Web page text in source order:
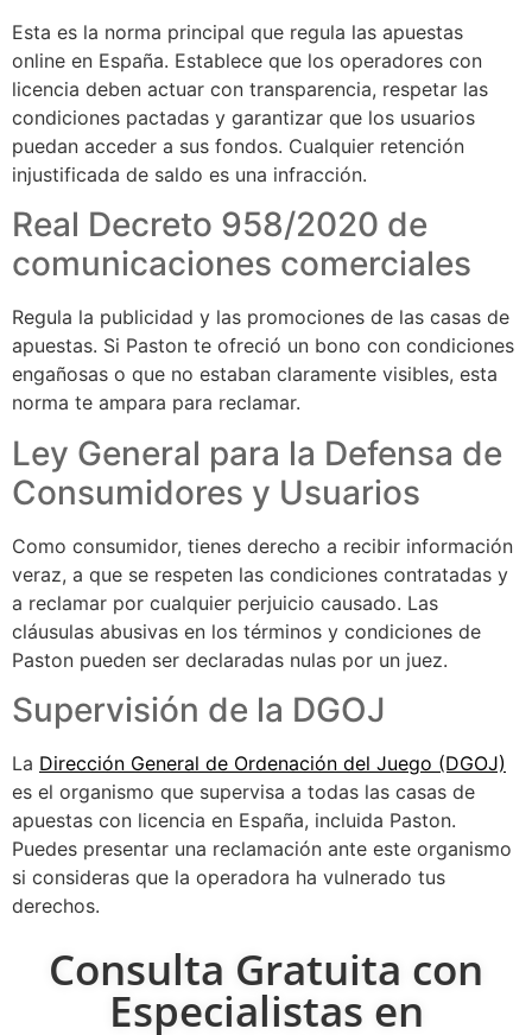
Esta es la norma principal que regula las apuestas
online en España. Establece que los operadores con
licencia deben actuar con transparencia, respetar las
condiciones pactadas y garantizar que los usuarios
puedan acceder a sus fondos. Cualquier retención
injustificada de saldo es una infracción.
Real Decreto 958/2020 de
comunicaciones comerciales
Regula la publicidad y las promociones de las casas de
apuestas. Si Paston te ofreció un bono con condiciones
engañosas o que no estaban claramente visibles, esta
norma te ampara para reclamar.
Ley General para la Defensa de
Consumidores y Usuarios
Como consumidor, tienes derecho a recibir información
veraz, a que se respeten las condiciones contratadas y
a reclamar por cualquier perjuicio causado. Las
cláusulas abusivas en los términos y condiciones de
Paston pueden ser declaradas nulas por un juez.
Supervisión de la DGOJ
La Dirección General de Ordenación del Juego (DGOJ)
es el organismo que supervisa a todas las casas de
apuestas con licencia en España, incluida Paston.
Puedes presentar una reclamación ante este organismo
si consideras que la operadora ha vulnerado tus
derechos.
Consulta Gratuita con
Especialistas en